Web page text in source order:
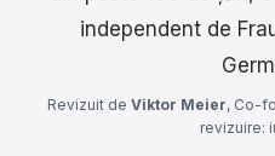
independent de
Revizuit de Viktor Meier, Co-
revizuire: